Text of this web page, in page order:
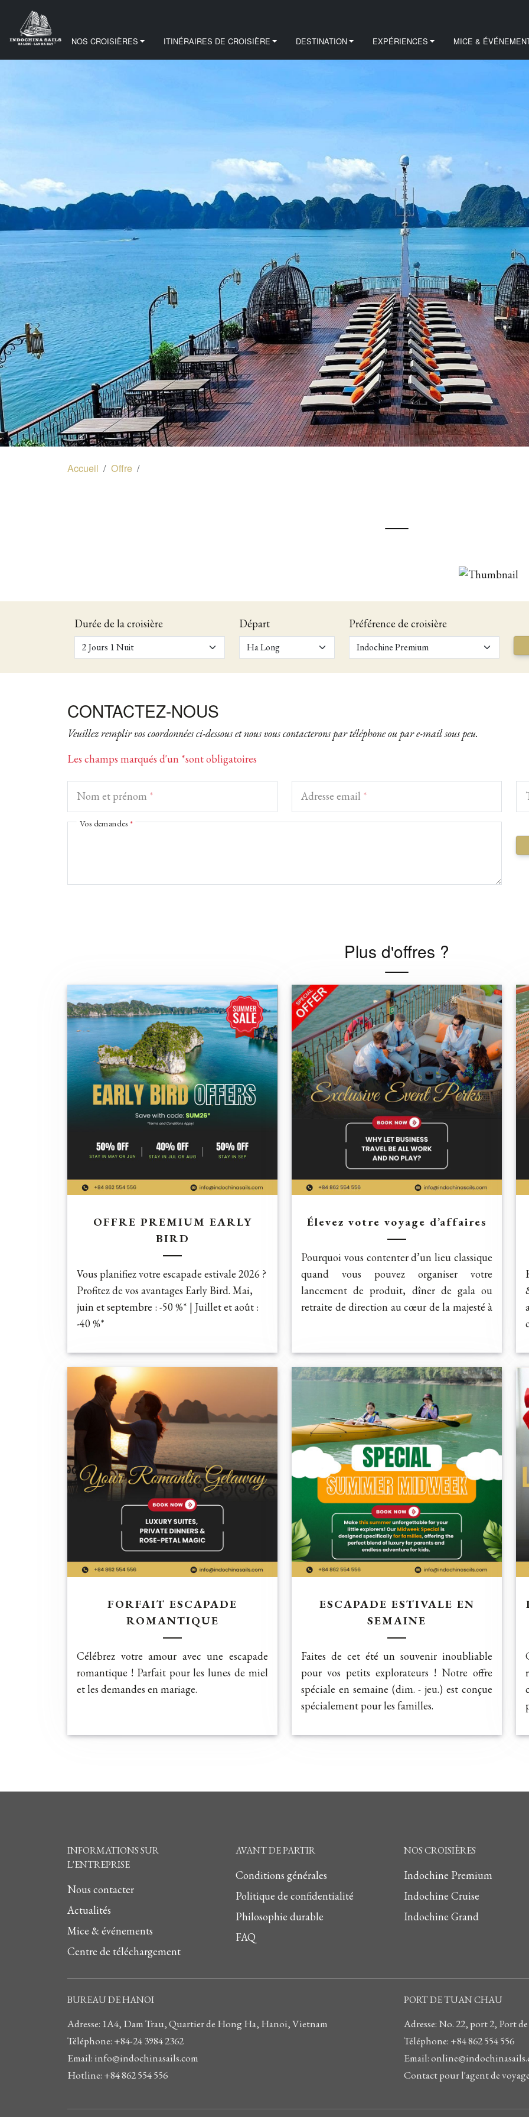
NOS CROISIÈRES ITINÉRAIRES DE CROISIÈRE DESTINATION EXPÉRIENCES MICE &
Accueil Offre
Durée de la croisière Départ Préférence de croisière
CONTACTEZ-NOUS
Veuillez remplir vos coordonnées ci-dessous et nous vous contacterons par téléphone ou par e-mail sous peu.
Les champs marqués d'un *sont obligatoires
Nom et prénom * Adresse email *
Vos demandes*
Plus d'offres ?
OFFRE PREMIUM EARLY
BIRD
Vous planifiez votre escapade estivale 2026 ?
Profitez de vos avantages Early Bird. Mai,
juin et septembre : -50 %* | Juillet et août :
-40 %*
Élevez votre voyage d’affaires
Pourquoi vous contenter d’un lieu classique
quand vous pouvez organiser votre
lancement de produit, dîner de gala ou
retraite de direction au cœur de la majesté à
FORFAIT ESCAPADE
ROMANTIQUE
Célébrez votre amour avec une escapade
romantique ! Parfait pour les lunes de miel
et les demandes en mariage.
ESCAPADE ESTIVALE EN
SEMAINE
Faites de cet été un souvenir inoubliable
pour vos petits explorateurs ! Notre offre
spéciale en semaine (dim. - jeu.) est conçue
spécialement pour les familles.
INFORMATIONS SUR
L'ENTREPRISE
Nous contacter
Actualités
Mice & événements
Centre de téléchargement
AVANT DE PARTIR
Conditions générales
Politique de confidentialité
Philosophie durable
FAQ
NOS CROISIÈRES
Indochine Premium
Indochine Cruise
Indochine Grand
BUREAU DE HANOI
Adresse: 1A4, Dam Trau, Quartier de Hong Ha, Hanoi, Vietnam
Téléphone: +84-24 3984 2362
Email: info@indochinasails.com
Hotline: +84 862 554 556
PORT DE TUAN CHAU
Adresse: No. 22, port 2, Port
Téléphone: +84 862 554 556
Email:
Contact pour l'agent de